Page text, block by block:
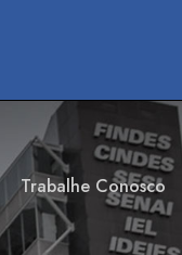
Trabalhe Conosco